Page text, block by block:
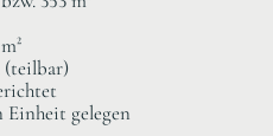
(teilbar)
gelegen